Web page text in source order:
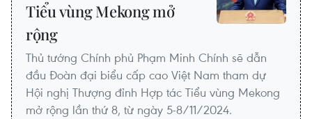
Tiểu vùng Mekong mở
rộng
Thủ tướng Chính phủ Phạm Minh Chính sẽ dẫn
đầu Đoàn đại biểu cấp cao Việt Nam tham dự
Hội nghị Thượng đỉnh Hợp tác Tiểu vùng Mekong
mở rộng lần thứ 8, từ ngày 5-8/11/2024.